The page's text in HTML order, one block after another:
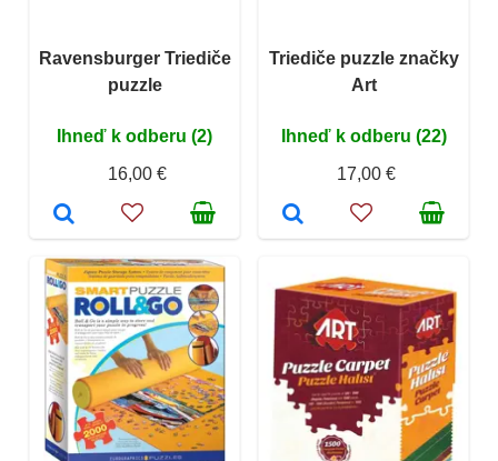
Ravensburger Triediče
puzzle
Ihneď k odberu (2)
16,00 €
Triediče puzzle značky
Art
Ihneď k odberu (22)
17,00 €